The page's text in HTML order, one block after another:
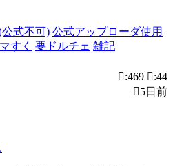
式不可) 公式アップローダ使用
すく 要ドルチェ 雑記
:469
:44
5日前